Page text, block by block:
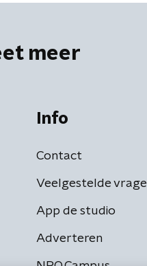
meer
Info
Contact
Veelgestelde
App de studio
Adverteren